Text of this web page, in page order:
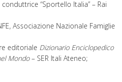
conduttrice “Sportello Italia” – Rai
Associazione Nazionale Famiglie
editoriale Dizionario Enciclopedico
Mondo– SER Itali Ateneo;